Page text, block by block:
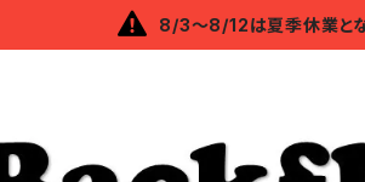
8/3～8/12は夏季休業と